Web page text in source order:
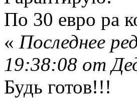
По 30 евро ра
« Последнее
19:38:08 от
Будь готов!!!